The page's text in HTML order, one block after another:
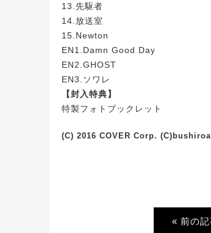
13.先駆者
14.放送室
15.Newton
EN1.Damn Good Day
EN2.GHOST
EN3.ソワレ
【封入特典】
特製フォトブックレット
(C) 2016 COVER Corp.
« 前の